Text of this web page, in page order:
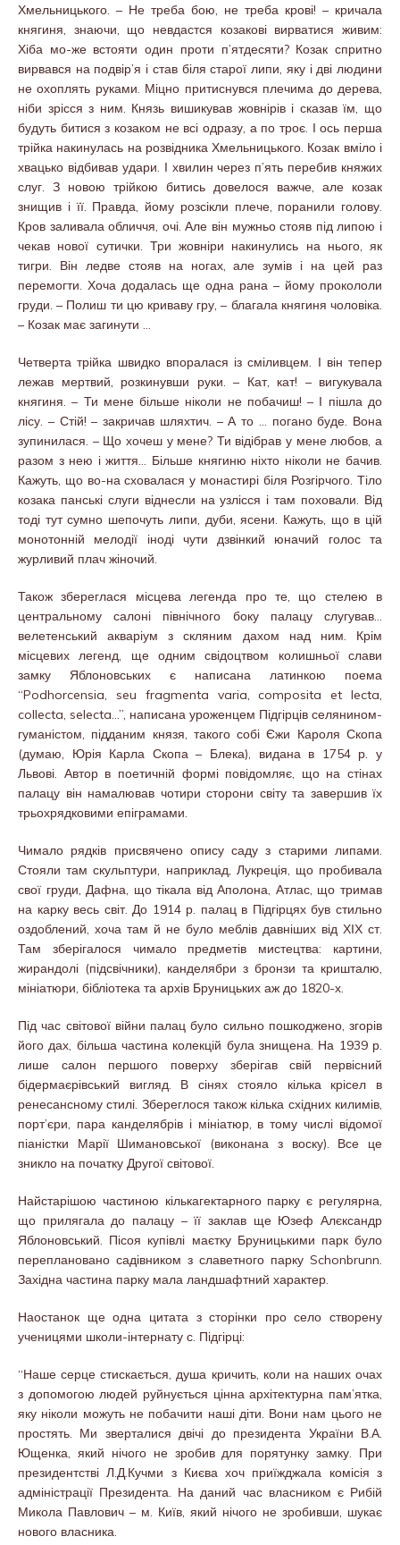
Хмельницького. – Не треба бою, не треба крові! – кричала
княгиня, знаючи, що невдастся козакові вирватися живим:
Хіба мо-же встояти один проти п’ятдесяти? Козак спритно
вирвався на подвір’я і став біля старої липи, яку і дві людини
не охоплять руками. Міцно притиснувся плечима до дерева,
ніби зрісся з ним. Князь вишикував жовнірів і сказав їм, що
будуть битися з козаком не всі одразу, а по троє. І ось перша
трійка накинулась на розвідника Хмельницького. Козак вміло і
хвацько відбивав удари. І хвилин через п’ять перебив княжих
слуг. З новою трійкою битись довелося важче, але козак
знищив і її. Правда, йому розсікли плече, поранили голову.
Кров заливала обличчя, очі. Але він мужньо стояв під липою і
чекав нової сутички. Три жовніри накинулись на нього, як
тигри. Він ледве стояв на ногах, але зумів і на цей раз
перемогти. Хоча додалась ще одна рана – йому прокололи
груди. – Полиш ти цю криваву гру, – благала княгиня чоловіка.
– Козак має загинути …
Четверта трійка швидко впоралася із сміливцем. І він тепер
лежав мертвий, розкинувши руки. – Кат, кат! – вигукувала
княгиня. – Ти мене більше ніколи не побачиш! – І пішла до
лісу. – Стій! – закричав шляхтич. – А то … погано буде. Вона
зупинилася. – Що хочеш у мене? Ти відібрав у мене любов, а
разом з нею і життя… Більше княгиню ніхто ніколи не бачив.
Кажуть, що во-на сховалася у монастирі біля Розгірчого. Тіло
козака панські слуги віднесли на узлісся і там поховали. Від
тоді тут сумно шепочуть липи, дуби, ясени. Кажуть, що в цій
монотонній мелодії іноді чути дзвінкий юначий голос та
журливий плач жіночий.
Також збереглася місцева легенда про те, що стелею в
центральному салоні північного боку палацу слугував…
велетенський акваріум з скляним дахом над ним. Крім
місцевих легенд, ще одним свідоцтвом колишньої слави
замку Яблоновських є написана латинкою поема
“Podhorcensia, seu fragmenta varia, composita et lecta,
collecta, selecta…”, написана уроженцем Підгірців селянином-
гуманістом, підданим князя, такого собі Єжи Кароля Скопа
(думаю, Юрія Карла Скопа – Блека), видана в 1754 р. у
Львові. Автор в поетичній формі повідомляє, що на стінах
палацу він намалював чотири сторони світу та завершив їх
трьохрядковими епіграмами.
Чимало рядків присвячено опису саду з старими липами.
Стояли там скульптури, наприклад, Лукреція, що пробивала
свої груди, Дафна, що тікала від Аполона, Атлас, що тримав
на карку весь світ. До 1914 р. палац в Підгірцях був стильно
оздоблений, хоча там й не було меблів давніших від ХІХ ст.
Там зберігалося чимало предметів мистецтва: картини,
жирандолі (підсвічники), канделябри з бронзи та кришталю,
мініатюри, бібліотека та архів Бруницьких аж до 1820-х.
Під час світової війни палац було сильно пошкоджено, згорів
його дах, більша частина колекцій була знищена. На 1939 р.
лише салон першого поверху зберігав свій первісний
бідермаєрівський вигляд. В сінях стояло кілька крісел в
ренесансному стилі. Збереглося також кілька східних килимів,
порт’єри, пара канделябрів і мініатюр, в тому числі відомої
піаністки Марії Шимановської (виконана з воску). Все це
зникло на початку Другої світової.
Найстарішою частиною кількагектарного парку є регулярна,
що прилягала до палацу – її заклав ще Юзеф Алєксандр
Яблоновський. Пісоя купівлі маєтку Бруницькими парк було
переплановано садівником з славетного парку Schonbrunn.
Західна частина парку мала ландшафтний характер.
Наостанок ще одна цитата з сторінки про село створену
ученицями школи-інтернату с. Підгірці:
“Наше серце стискається, душа кричить, коли на наших очах
з допомогою людей руйнується цінна архітектурна пам’ятка,
яку ніколи можуть не побачити наші діти. Вони нам цього не
простять. Ми зверталися двічі до президента України В.А.
Ющенка, який нічого не зробив для порятунку замку. При
президентстві Л.Д.Кучми з Києва хоч приїжджала комісія з
адміністрації Президента. На даний час власником є Рибій
Микола Павлович – м. Київ, який нічого не зробивши, шукає
нового власника.